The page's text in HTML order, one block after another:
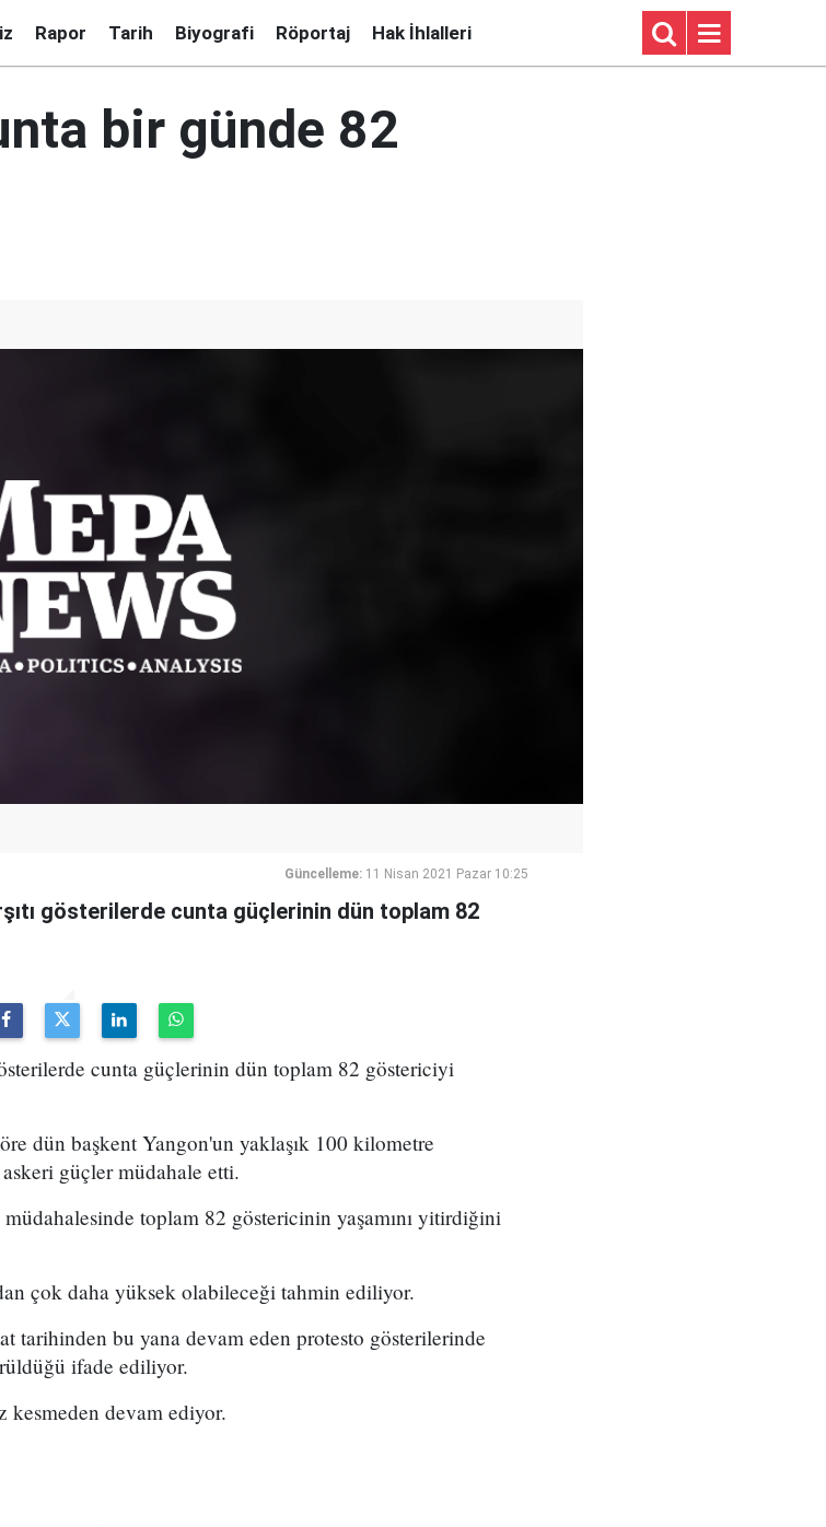
Rapor Tarih Biyografi Röportaj Hak İhlalleri
bir günde 82
Güncelleme: 11 Nisan 2021 Pazar 10:25
gösterilerde cunta güçlerinin dün toplam 82
cunta güçlerinin dün toplam 82 göstericiyi
dün başkent Yangon'un yaklaşık 100 kilometre
güçler müdahale etti.
toplam 82 göstericinin yaşamını yitirdiğini
çok daha yüksek olabileceği tahmin ediliyor.
tarihinden bu yana devam eden protesto gösterilerinde
ifade ediliyor.
kesmeden devam ediyor.